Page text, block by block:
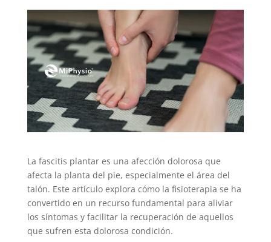
La fascitis plantar es una afección dolorosa que
afecta la planta del pie, especialmente el área del
talón. Este artículo explora cómo la fisioterapia se ha
convertido en un recurso fundamental para aliviar
los síntomas y facilitar la recuperación de aquellos
que sufren esta dolorosa condición.